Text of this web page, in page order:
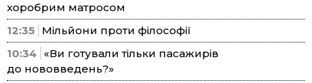
хоробрим матросом
12:35 Мільйони проти філософії
10:34
«Ви готували тільки пасажирів
до нововведень?»